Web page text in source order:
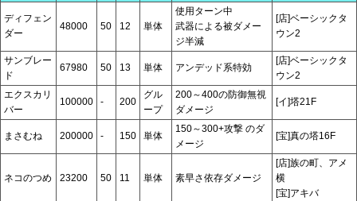
ディフェン
ダー
48000 50 12 単体
使用ターン中
武器による被ダメー
ジ半減
[店]ベーシックタ
ウン2
サンブレー
ド
67980 50 13 単体 アンデッド系特効
[店]ベーシックタ
ウン2
エクスカリ
バー
100000 - 200
グル
ープ
200～400の防御無視
ダメージ
[イ]塔21F
まさむね 200000 - 150 単体
150～300+攻撃 のダ
メージ
[宝]真の塔16F
ネコのつめ 23200 50 11 単体 素早さ依存ダメージ
[店]族の町、アメ
横
[宝]アキバ